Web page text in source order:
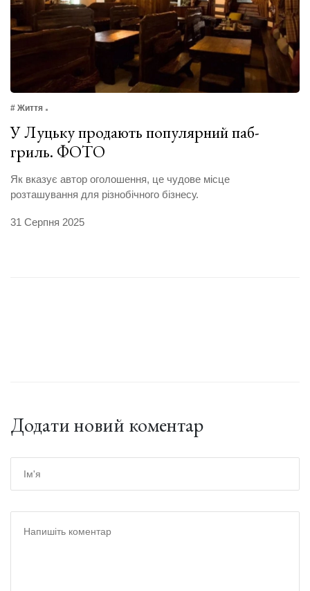
# Життя
У Луцьку продають популярний паб-
гриль. ФОТО
Як вказує автор оголошення, це чудове місце
розташування для різнобічного бізнесу.
31 Серпня 2025
Додати новий коментар